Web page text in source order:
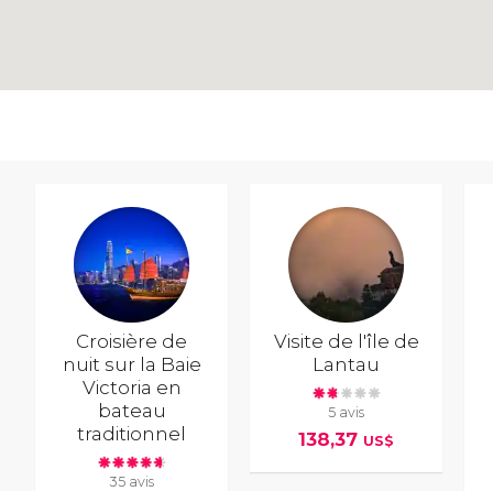
Croisière de
nuit sur la Baie
Victoria en
bateau
traditionnel
35 avis
Visite de l'île de
Lantau
5 avis
138,37 US$